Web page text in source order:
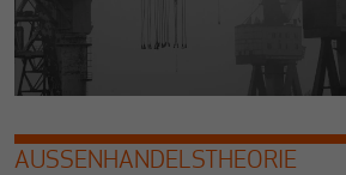
AUSSENHANDELSTHEORIE